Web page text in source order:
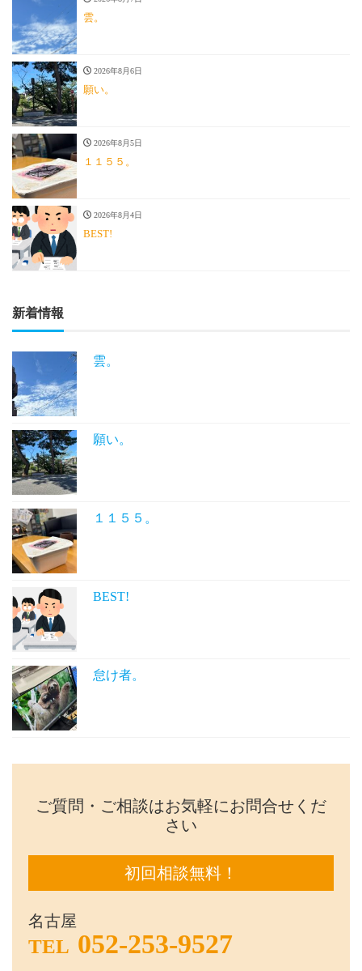
雲。
2026年8月6日
願い。
2026年8月5日
１１５５。
2026年8月4日
BEST!
新着情報
雲。
願い。
１１５５。
BEST!
怠け者。
ご質問・ご相談はお気軽にお問合せくだ
さい
初回相談無料！
名古屋
TEL 052-253-9527